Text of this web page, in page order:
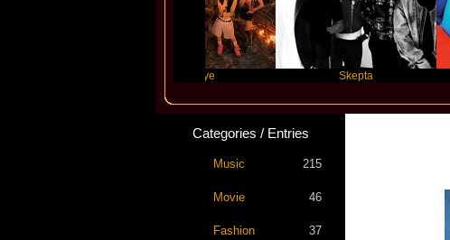
Categories / Entries
Music 215
Movie 46
Fashion 37